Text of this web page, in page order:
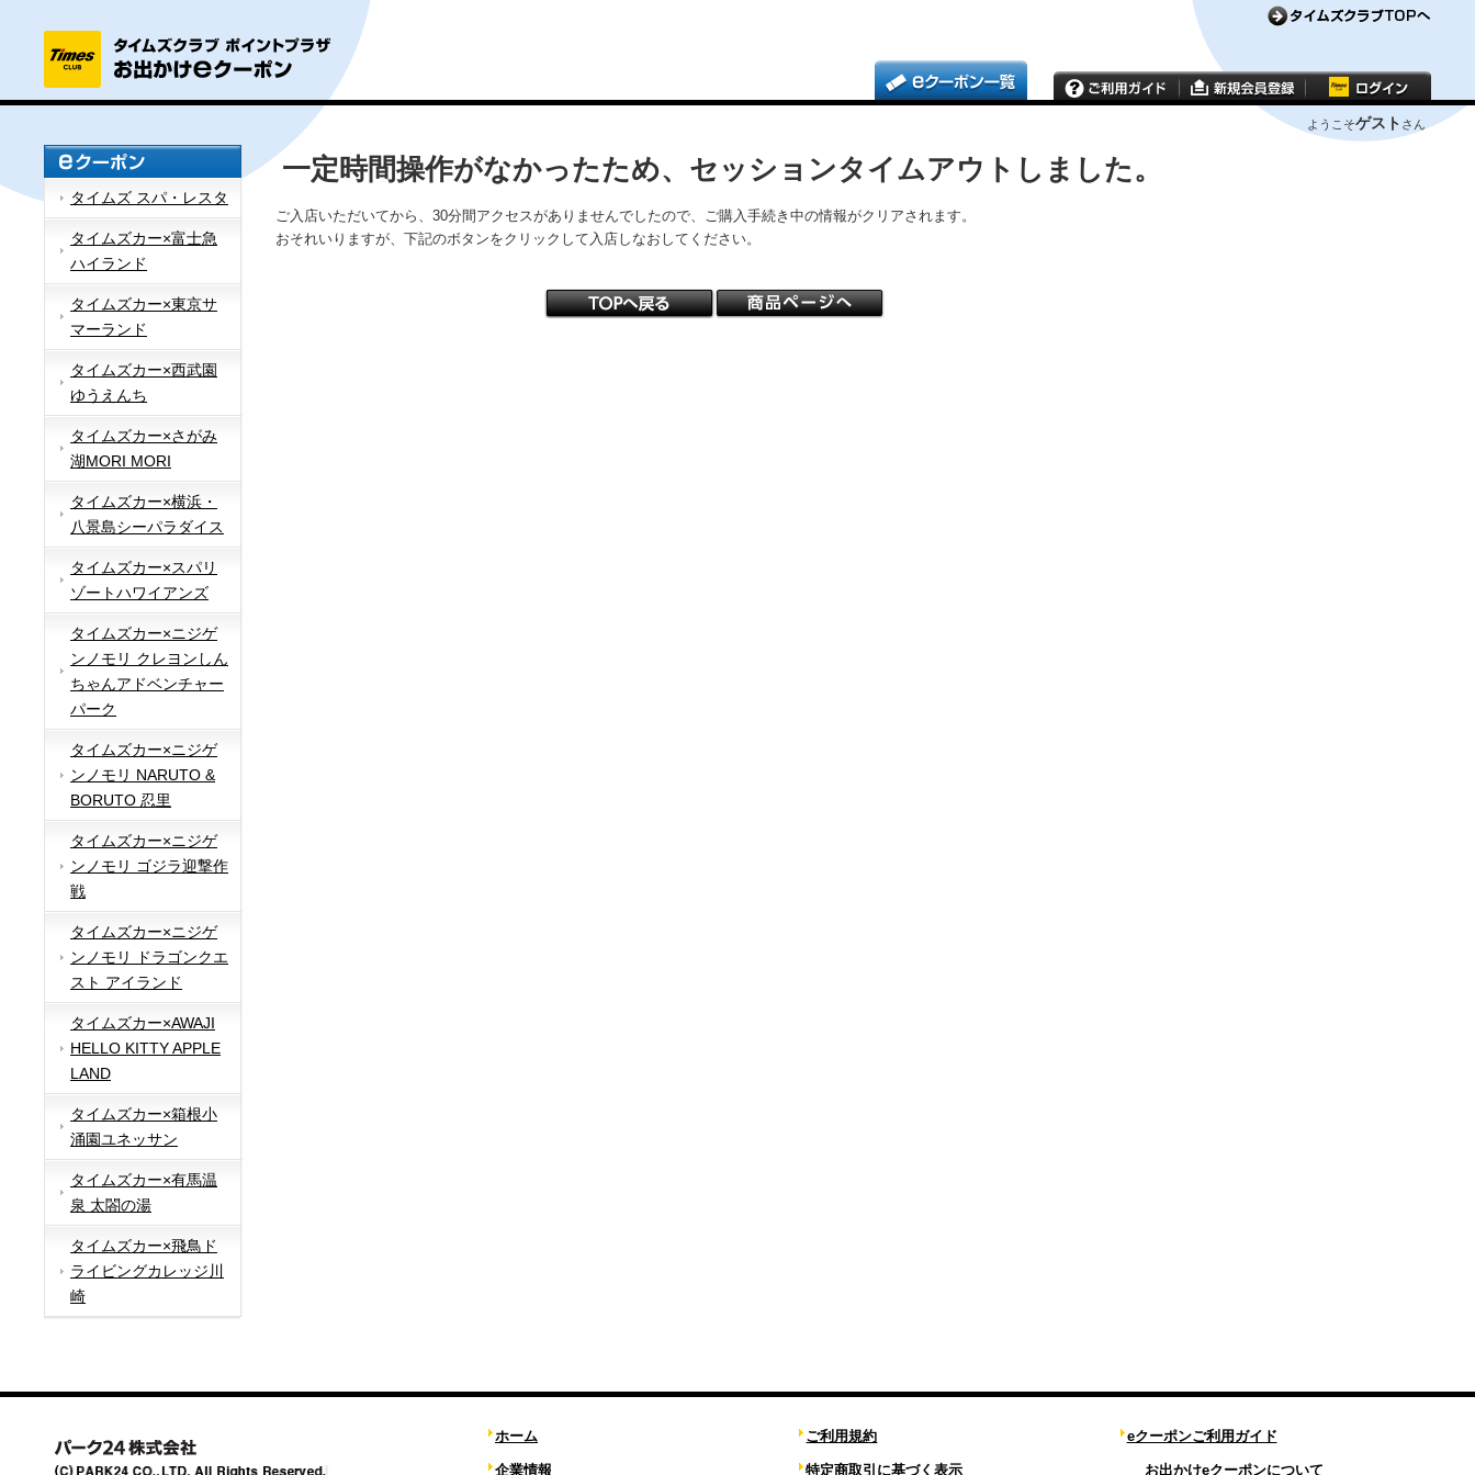
ようこそゲスト さん
タイムズ スパ・レスタ
タイムズカー×富士急
ハイランド
タイムズカー×東京サ
マーランド
タイムズカー×西武園
ゆうえんち
タイムズカー×さがみ
湖MORI MORI
タイムズカー×横浜・
八景島シーパラダイス
タイムズカー×スパリ
ゾートハワイアンズ
タイムズカー×ニジゲ
ンノモリ クレヨンしん
ちゃんアドベンチャー
パーク
タイムズカー×ニジゲ
ンノモリ NARUTO &
BORUTO 忍里
タイムズカー×ニジゲ
ンノモリ ゴジラ迎撃作
戦
タイムズカー×ニジゲ
ンノモリ ドラゴンクエ
スト アイランド
タイムズカー×AWAJI
HELLO KITTY APPLE
LAND
タイムズカー×箱根小
涌園ユネッサン
タイムズカー×有馬温
泉 太閤の湯
タイムズカー×飛鳥ド
ライビングカレッジ川
崎
一定時間操作がなかったため、セッションタイムアウトしました。
ご入店いただいてから、30分間アクセスがありませんでしたので、ご購入手続き中の情報がクリアされます。
おそれいりますが、下記のボタンをクリックして入店しなおしてください。
ホーム
企業情報
ご利用規約
特定商取引に基づく表示
eクーポンご利用ガイド
お出かけeクーポンについて